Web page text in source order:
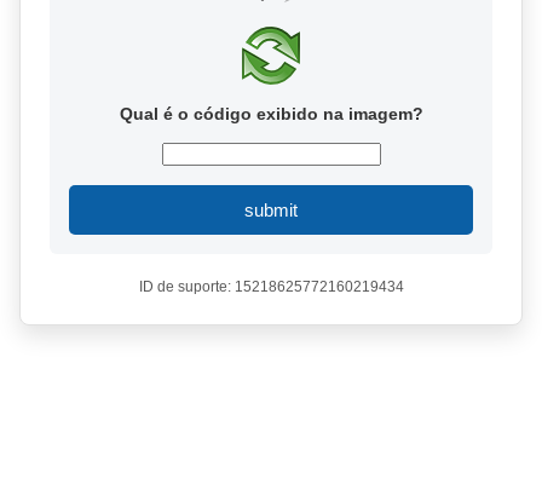
Qual é o código exibido na imagem?
submit
ID de suporte: 15218625772160219434